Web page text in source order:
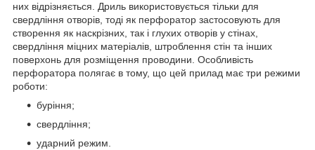
них відрізняється. Дриль використовується тільки для
свердління отворів, тоді як перфоратор застосовують для
створення як наскрізних, так і глухих отворів у стінах,
свердління міцних матеріалів, штроблення стін та інших
поверхонь для розміщення проводини. Особливість
перфоратора полягає в тому, що цей прилад має три режими
роботи:
буріння;
свердління;
ударний режим.